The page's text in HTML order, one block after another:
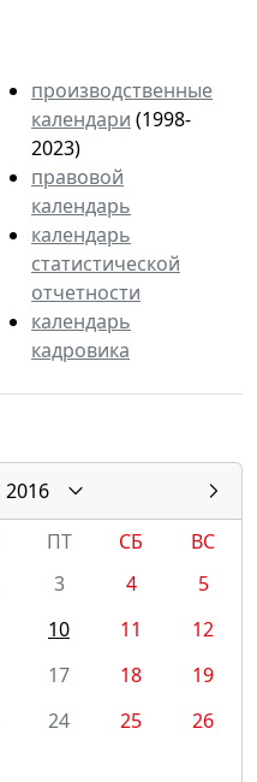
производственные
календари (1998-
2023)
правовой
календарь
календарь
статистической
отчетности
календарь
кадровика
2016
ПТ СБ
ВС
3 4
5
10 11
12
17 18
19
24 25
26